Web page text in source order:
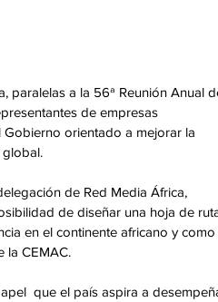
paralelas a la 56ª Reunión Anual
de empresas
orientado a mejorar la
global.
de Red Media África,
de diseñar una hoja de
en el continente africano y como
la CEMAC.
que el país aspira a